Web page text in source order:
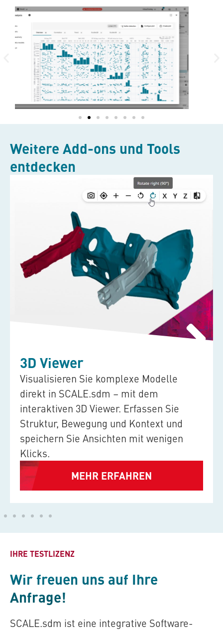
Weitere Add-ons und Tools
entdecken
3D Viewer
Visualisieren Sie komplexe Modelle
direkt in SCALE.sdm – mit dem
interaktiven 3D Viewer. Erfassen Sie
Struktur, Bewegung und Kontext und
speichern Sie Ansichten mit wenigen
Klicks.
MEHR ERFAHREN
IHRE TESTLIZENZ
Wir freuen uns auf Ihre
Anfrage!
SCALE.sdm ist eine integrative Software-